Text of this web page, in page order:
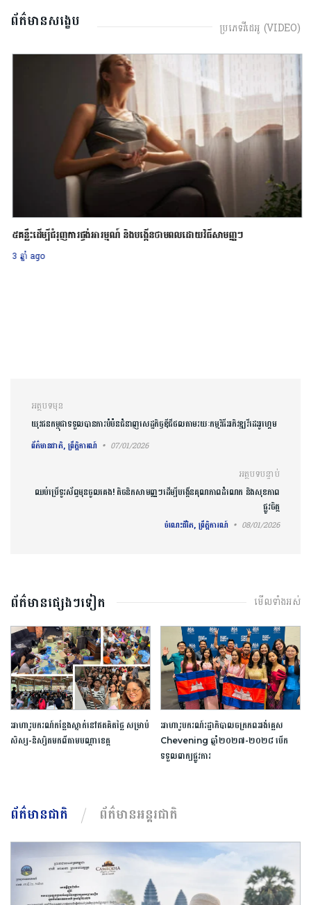
ព័ត៌មានសង្ខេប ប្រភេទវីដេអូ (VIDEO)
៥គន្លឹះដើម្បីជំរុញការផ្ចង់អារម្មណ៍ និងបង្កើនថាមពលដោយវិធីសាមញ្ញៗ
3 ឆ្នាំ ago
ការ​នាំទិស​ប្រកាស
អត្ថបទមុន
យុវជនកម្ពុជាទទួលបានការបំប៉នជំនាញសេដ្ឋកិច្ចឌីជីថលតាមរយៈកម្មវិធីអភិវឌ្ឍវីដេអូហ្គេម
ព័ត៌មានជាតិ, ព្រឹត្តិការណ៍ 07/01/2026
អត្ថបទបន្ទាប់
ឈប់ប្រើទូរស័ព្ទមុនចូលគេង! តិចនិកសាមញ្ញៗដើម្បីបង្កើនគុណភាពដំណេក និងសុខភាព
ផ្លូវចិត្ត
ចំណេះជីវិត, ព្រឹត្តិការណ៍ 08/01/2026
ព័ត៌មានផ្សេងៗទៀត មើលទាំងអស់
អាហារូបករណ៍​កន្លែង​ស្នាក់​នៅ​ឥត​គិត​ថ្លៃ​ ​សម្រាប់​
សិស្ស​-​និស្សិត​មកពី​តាម​បណ្តា​ខេត្ត​
អាហារូបករណ៍​រដ្ឋាភិបាល​ចក្រភព​អង់គ្លេស​ ​
Chevening​ ​ឆ្នាំ​២០២៧​-​២០២៨​ ​បើក​
ទទួល​ពាក្យ​ផ្លូវការ​
ព័ត៌មានជាតិ ព័ត៌មានអន្តរជាតិ